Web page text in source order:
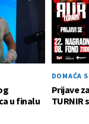
u finalu
DOMAĆA
Prijave
TURNIR